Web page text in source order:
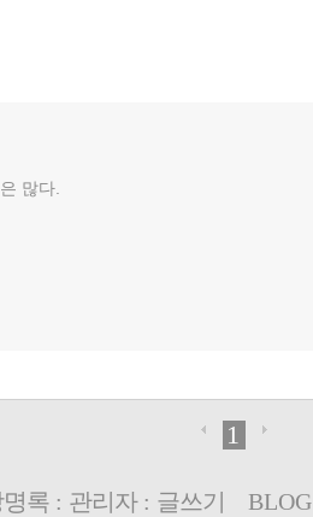
많다.
1
명록: 관리자: 글쓰기